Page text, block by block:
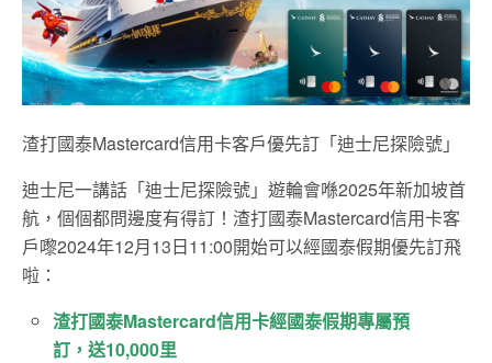
渣打國泰Mastercard信用卡客戶優先訂「迪士尼探險號」
迪士尼一講話「迪士尼探險號」遊輪會喺2025年新加坡首
航，個個都問邊度有得訂！渣打國泰Mastercard信用卡客
戶嚟2024年12月13日11:00開始可以經國泰假期優先訂飛
啦：
渣打國泰Mastercard信用卡經國泰假期專屬預
訂，送10,000里